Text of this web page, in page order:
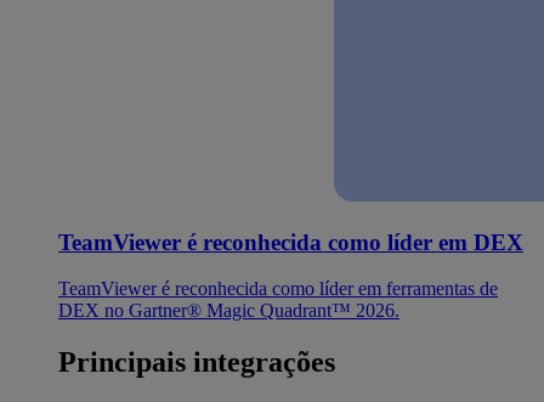
TeamViewer é reconhecida como líder em DEX
TeamViewer é reconhecida como líder em ferramentas de
DEX no Gartner® Magic Quadrant™ 2026.
Principais integrações